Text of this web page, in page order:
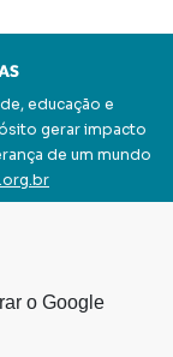
educação e
gerar impacto
de um mundo
o Google